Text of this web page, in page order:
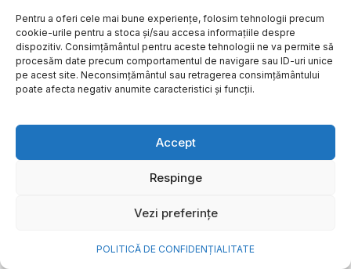
Pentru a oferi cele mai bune experiențe, folosim tehnologii precum
cookie-urile pentru a stoca și/sau accesa informațiile despre
dispozitiv. Consimțământul pentru aceste tehnologii ne va permite să
procesăm date precum comportamentul de navigare sau ID-uri unice
pe acest site. Neconsimțământul sau retragerea consimțământului
poate afecta negativ anumite caracteristici și funcții.
Accept
Respinge
Vezi preferințe
POLITICĂ DE CONFIDENȚIALITATE
NOVA Power & Gas: un program